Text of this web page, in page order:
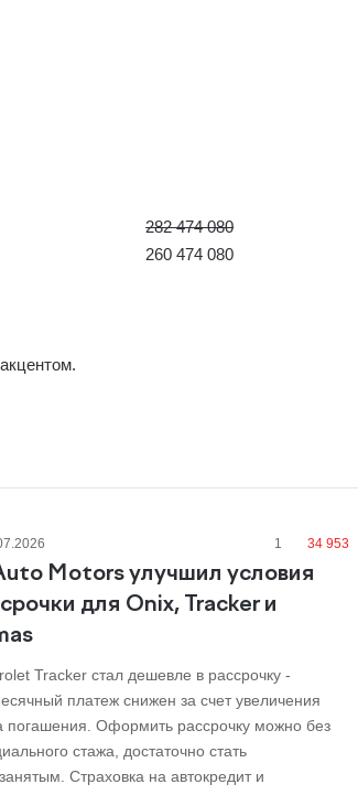
282 474 080
260 474 080
1 34 953
Motors улучшил условия
для Onix, Tracker и
Tracker стал дешевле в рассрочку -
платеж снижен за счет увеличения
погашения. Оформить рассрочку можно без
стажа, достаточно стать
Страховка на автокредит и